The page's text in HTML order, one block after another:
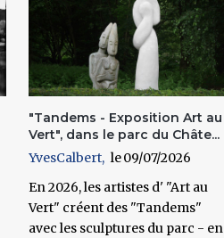
"Tandems - Exposition Art au
Vert", dans le parc du Châte...
YvesCalbert
09/07/2026
En 2026, les artistes d' "Art au
Vert" créent des "Tandems"
avec les sculptures du parc - en